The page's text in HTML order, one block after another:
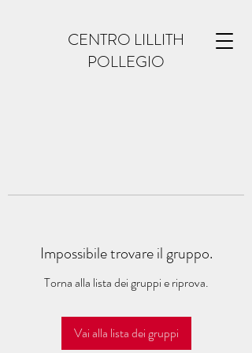
CENTRO LILLITH
POLLEGIO
Impossibile trovare il gruppo.
Torna alla lista dei gruppi e riprova.
Vai alla lista dei gruppi